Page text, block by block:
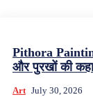
Pithora
और पुरखों की
Art July 30, 2026